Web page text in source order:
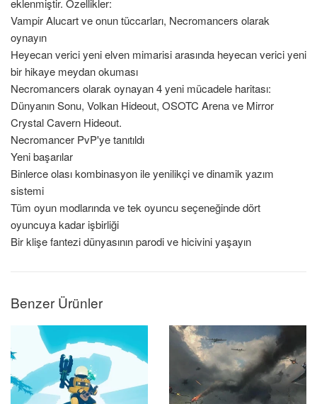
eklenmiştir. Özellikler:
Vampir Alucart ve onun tüccarları, Necromancers olarak
oynayın
Heyecan verici yeni elven mimarisi arasında heyecan verici yeni
bir hikaye meydan okuması
Necromancers olarak oynayan 4 yeni mücadele haritası:
Dünyanın Sonu, Volkan Hideout, OSOTC Arena ve Mirror
Crystal Cavern Hideout.
Necromancer PvP'ye tanıtıldı
Yeni başarılar
Binlerce olası kombinasyon ile yenilikçi ve dinamik yazım
sistemi
Tüm oyun modlarında ve tek oyuncu seçeneğinde dört
oyuncuya kadar işbirliği
Bir klişe fantezi dünyasının parodi ve hicivini yaşayın
Benzer Ürünler